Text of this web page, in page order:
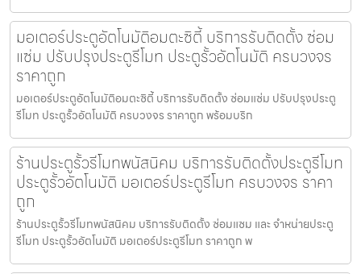
มอเตอร์ประตูอัตโนมัติอมตะซิตี้ บริการรับติดตั้ง ซ่อม
แซ่ม ปรับปรุงประตูรีโมท ประตูรั้วอัตโนมัติ ครบวงจร
ราคาถูก
มอเตอร์ประตูอัตโนมัติอมตะซิตี้ บริการรับติดตั้ง ซ่อมแซ่ม ปรับปรุงประตู
รีโมท ประตูรั้วอัตโนมัติ ครบวงจร ราคาถูก พร้อมบริก
ร้านประตูรั้วรีโมทพนัสนิคม บริการรับติดตั้งประตูรีโมท
ประตูรั้วอัตโนมัติ มอเตอร์ประตูรีโมท ครบวงจร ราคา
ถูก
ร้านประตูรั้วรีโมทพนัสนิคม บริการรับติดตั้ง ซ่อมแซม และ จำหน่ายประตู
รีโมท ประตูรั้วอัตโนมัติ มอเตอร์ประตูรีโมท ราคาถูก พ